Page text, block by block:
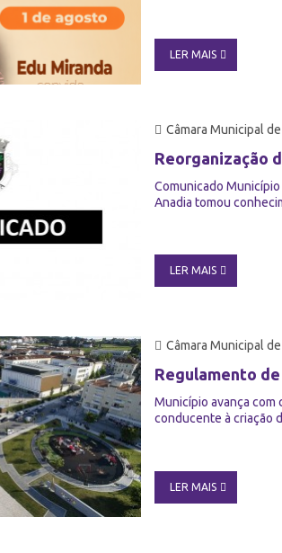
LER MAIS
Câmara Municipal de
Reorganização
Comunicado
Anadia tomou
LER MAIS
Câmara Municipal de
Regulamento
Município avança com
conducente à criação
LER MAIS